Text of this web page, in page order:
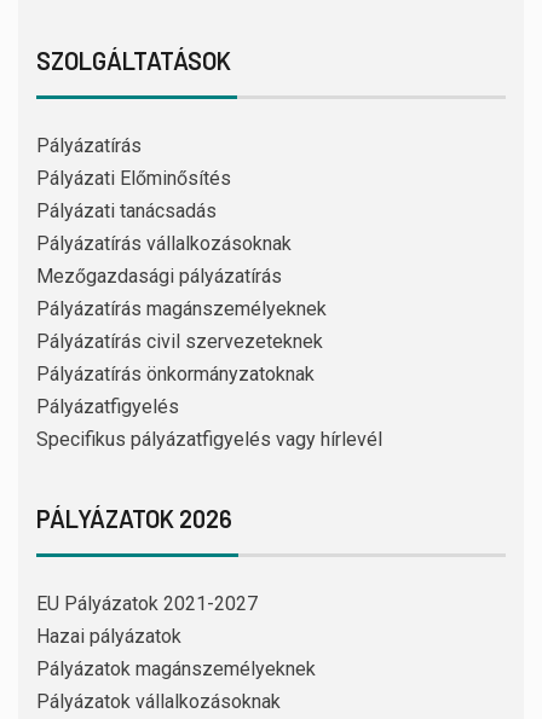
SZOLGÁLTATÁSOK
Pályázatírás
Pályázati Előminősítés
Pályázati tanácsadás
Pályázatírás vállalkozásoknak
Mezőgazdasági pályázatírás
Pályázatírás magánszemélyeknek
Pályázatírás civil szervezeteknek
Pályázatírás önkormányzatoknak
Pályázatfigyelés
Specifikus pályázatfigyelés vagy hírlevél
PÁLYÁZATOK 2026
EU Pályázatok 2021-2027
Hazai pályázatok
Pályázatok magánszemélyeknek
Pályázatok vállalkozásoknak